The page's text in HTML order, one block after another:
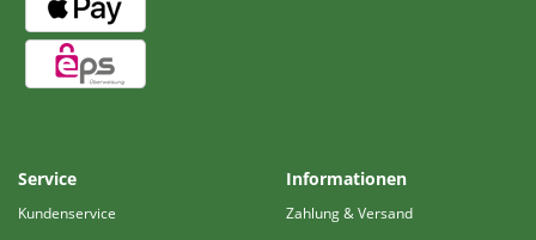
Service
Kundenservice
Informationen
Zahlung & Versand